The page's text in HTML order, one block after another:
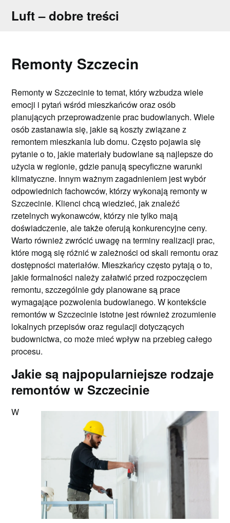
Luft – dobre treści
Remonty Szczecin
Remonty w Szczecinie to temat, który wzbudza wiele
emocji i pytań wśród mieszkańców oraz osób
planujących przeprowadzenie prac budowlanych. Wiele
osób zastanawia się, jakie są koszty związane z
remontem mieszkania lub domu. Często pojawia się
pytanie o to, jakie materiały budowlane są najlepsze do
użycia w regionie, gdzie panują specyficzne warunki
klimatyczne. Innym ważnym zagadnieniem jest wybór
odpowiednich fachowców, którzy wykonają remonty w
Szczecinie. Klienci chcą wiedzieć, jak znaleźć
rzetelnych wykonawców, którzy nie tylko mają
doświadczenie, ale także oferują konkurencyjne ceny.
Warto również zwrócić uwagę na terminy realizacji prac,
które mogą się różnić w zależności od skali remontu oraz
dostępności materiałów. Mieszkańcy często pytają o to,
jakie formalności należy załatwić przed rozpoczęciem
remontu, szczególnie gdy planowane są prace
wymagające pozwolenia budowlanego. W kontekście
remontów w Szczecinie istotne jest również zrozumienie
lokalnych przepisów oraz regulacji dotyczących
budownictwa, co może mieć wpływ na przebieg całego
procesu.
Jakie są najpopularniejsze rodzaje
remontów w Szczecinie
W